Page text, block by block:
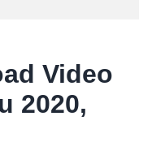
Video
2020,